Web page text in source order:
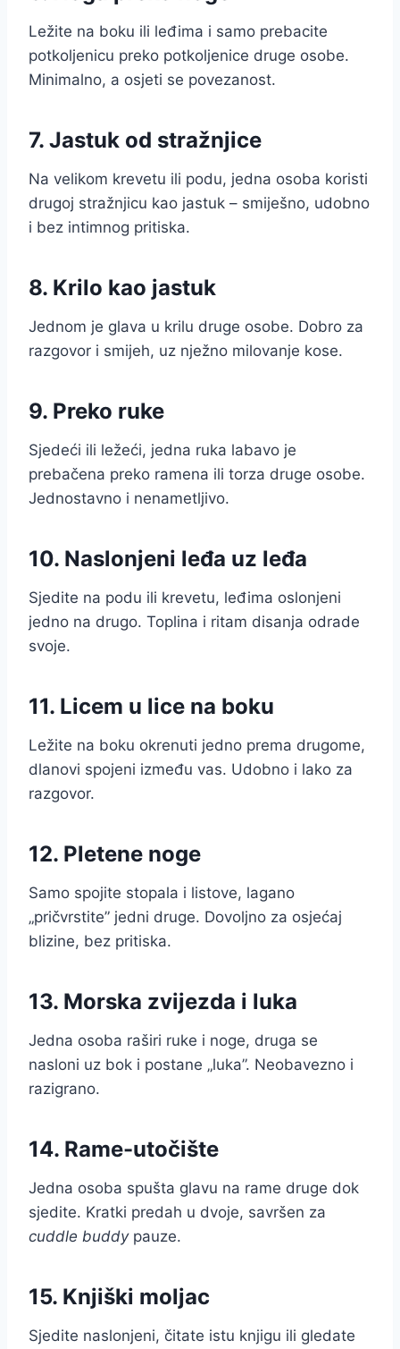
Ležite na boku ili leđima i samo prebacite
potkoljenicu preko potkoljenice druge osobe.
Minimalno, a osjeti se povezanost.
7. Jastuk od stražnjice
Na velikom krevetu ili podu, jedna osoba koristi
drugoj stražnjicu kao jastuk – smiješno, udobno
i bez intimnog pritiska.
8. Krilo kao jastuk
Jednom je glava u krilu druge osobe. Dobro za
razgovor i smijeh, uz nježno milovanje kose.
9. Preko ruke
Sjedeći ili ležeći, jedna ruka labavo je
prebačena preko ramena ili torza druge osobe.
Jednostavno i nenametljivo.
10. Naslonjeni leđa uz leđa
Sjedite na podu ili krevetu, leđima oslonjeni
jedno na drugo. Toplina i ritam disanja odrade
svoje.
11. Licem u lice na boku
Ležite na boku okrenuti jedno prema drugome,
dlanovi spojeni između vas. Udobno i lako za
razgovor.
12. Pletene noge
Samo spojite stopala i listove, lagano
„pričvrstite” jedni druge. Dovoljno za osjećaj
blizine, bez pritiska.
13. Morska zvijezda i luka
Jedna osoba raširi ruke i noge, druga se
nasloni uz bok i postane „luka”. Neobavezno i
razigrano.
14. Rame-utočište
Jedna osoba spušta glavu na rame druge dok
sjedite. Kratki predah u dvoje, savršen za
cuddle buddypauze.
15. Knjiški moljac
Sjedite naslonjeni, čitate istu knjigu ili gledate